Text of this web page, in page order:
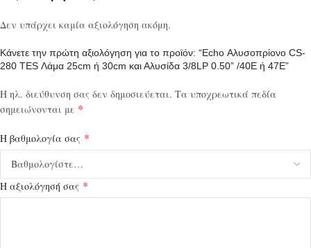
Δεν υπάρχει καμία αξιολόγηση ακόμη.
Κάνετε την πρώτη αξιολόγηση για το προϊόν: “Echo Αλυσοπρίονο CS-
280 TES Λάμα 25cm ή 30cm και Αλυσίδα 3/8LP 0.50” /40E ή 47E”
Η ηλ. διεύθυνση σας δεν δημοσιεύεται. Τα υποχρεωτικά πεδία
σημειώνονται με *
Η βαθμολογία σας *
Η αξιολόγησή σας *